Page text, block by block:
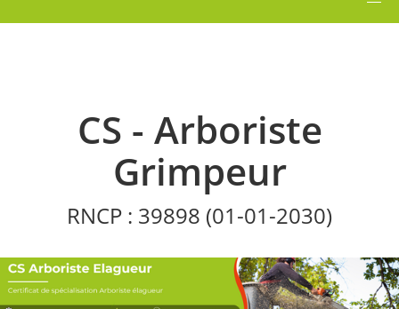
CS - Arboriste
Grimpeur
RNCP : 39898 (01-01-2030)